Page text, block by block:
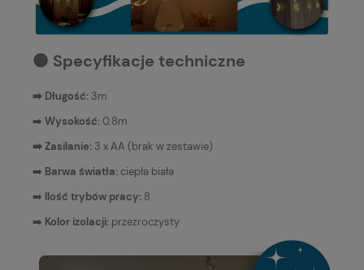
⚫️ Specyfikacje techniczne
➡️ Długość: 3m
➡️ Wysokość:0.8m
➡️ Zasilanie: 3 x AA (brak w zestawie)
➡️ Barwa światła:ciepła biała
➡️ Ilość trybów pracy: 8
➡️ Kolor izolacji: przezroczysty